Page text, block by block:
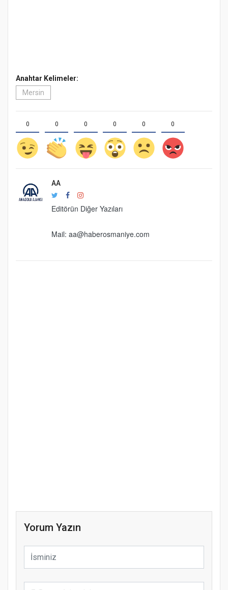
Anahtar Kelimeler:
Mersin
0 0 0 0 0 0
AA
Editörün Diğer Yazıları
Mail: aa@haberosmaniye.com
Yorum Yazın